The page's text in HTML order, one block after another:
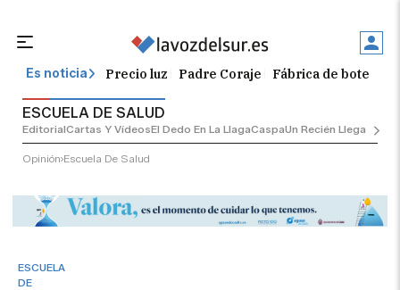
Es noticia Precio luz Padre Coraje Fábrica de botellas
ESCUELA DE SALUD
EditorialCartas Y VídeosEl Dedo En La LlagaCaspaUn Recién Llegado
Opinión Escuela De Salud
ESCUELA
DE